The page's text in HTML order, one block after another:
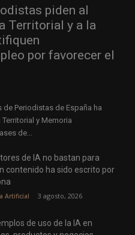
piden al
Territorial y a la
por favorecer el
Periodistas de España ha
y Memoria
de...
de IA no bastan para
contenido ha sido escrito por
Artificial 3 agosto, 2026
de uso de la IA en